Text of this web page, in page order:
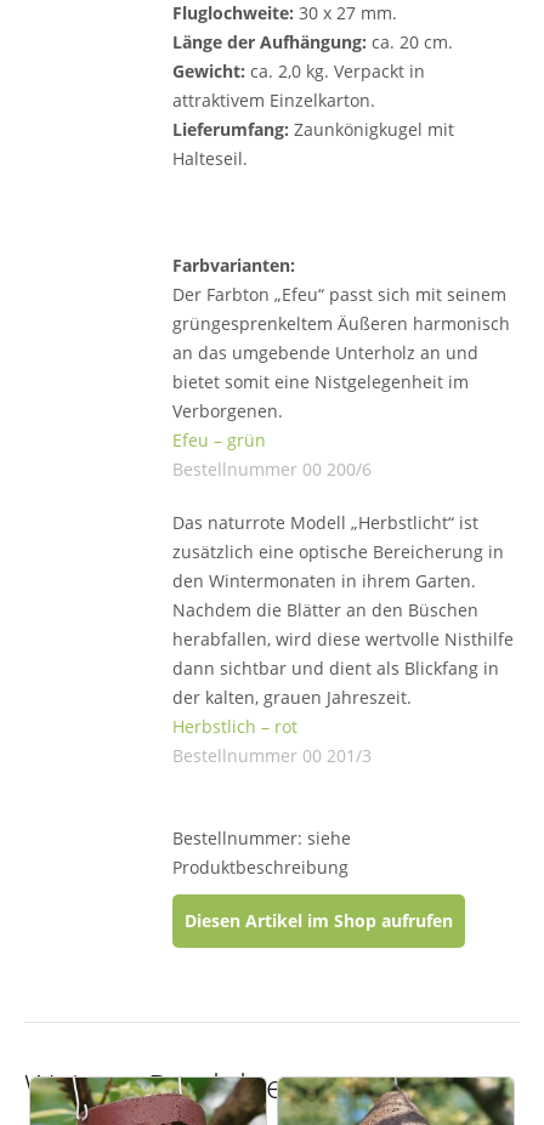
Fluglochweite: 30 x 27 mm.
Länge der Aufhängung: ca. 20 cm.
Gewicht: ca. 2,0 kg. Verpackt in
attraktivem Einzelkarton.
Lieferumfang:Zaunkönigkugel mit
Halteseil.
Farbvarianten:
Der Farbton „Efeu“ passt sich mit seinem
grüngesprenkeltem Äußeren har­monisch
an das umgebende Unterholz an und
bietet somit eine Nist­gelegenheit im
Verborgenen.
Efeu – grün
Bestellnummer 00 200/6
Das naturrote Modell „Herbstlicht“ ist
zusätzlich eine optische Bereicherung in
den Wintermonaten in ihrem Garten.
Nachdem die Blätter an den Büschen
herabfallen, wird diese wertvolle Nisthilfe
dann sichtbar und dient als Blickfang in
der kalten, grauen Jahreszeit.
Herbstlich – rot
Bestellnummer 00 201/3
Bestellnummer: siehe
Produktbeschreibung
Diesen Artikel im Shop aufrufen
Weitere Produkte